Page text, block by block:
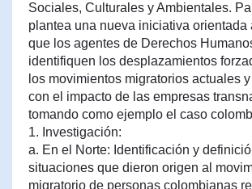
Sociales, Culturales y Ambientales.
plantea una nueva iniciativa orientada
que los agentes de Derechos
identifiquen los desplazamientos
los movimientos migratorios actuales
con el impacto de las empresas
tomando como ejemplo el caso
1. Investigación:
a. En el Norte: Identificación y
situaciones que dieron origen al
migratorio de personas colombianas